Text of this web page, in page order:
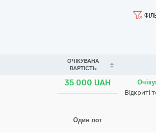
ОЧІКУВАНА
ВАРТІСТЬ
35 000 UAH
Один лот
Відкриті